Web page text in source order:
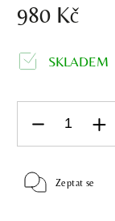
980 Kč
SKLADEM
Zeptat se